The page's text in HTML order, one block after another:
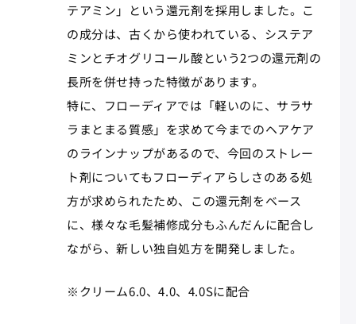
テアミン」という還元剤を採用しました。こ
の成分は、古くから使われている、システア
ミンとチオグリコール酸という2つの還元剤の
長所を併せ持った特徴があります。
特に、フローディアでは「軽いのに、サラサ
ラまとまる質感」を求めて今までのヘアケア
のラインナップがあるので、今回のストレー
ト剤についてもフローディアらしさのある処
方が求められたため、この還元剤をベース
に、様々な毛髪補修成分もふんだんに配合し
ながら、新しい独自処方を開発しました。
※クリーム6.0、4.0、4.0Sに配合